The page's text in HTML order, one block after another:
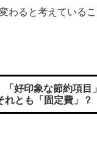
わると考えている
好印象な節約項目
れとも「固定費」？